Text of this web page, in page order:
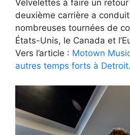
Velvelettes à faire un
deuxième carrière a
nombreuses tournées de
États-Unis, le Canada et
Vers l’article : Motown
autres temps forts à Detroit.